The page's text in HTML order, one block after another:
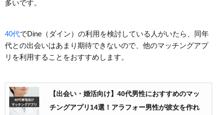
多いです。
40代でDine（ダイン）の利用を検討している人がいたら、同年
代との出会いはあまり期待できないので、他のマッチングアプ
リを利用することをおすすめします。
【出会い・婚活向け】40代男性におすすめのマッ
チングアプリ14選！アラフォー男性が彼女を作れ